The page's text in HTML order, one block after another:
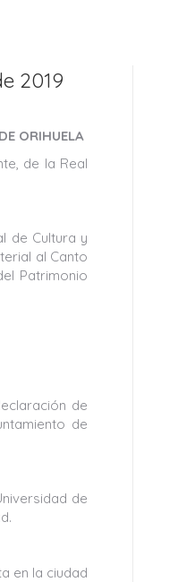
2019
ORIHUELA
de la Real
de Cultura y
al Canto
Patrimonio
de
de
de
en la ciudad